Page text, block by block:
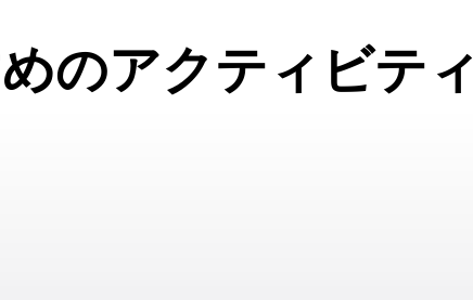
のアクティビティ